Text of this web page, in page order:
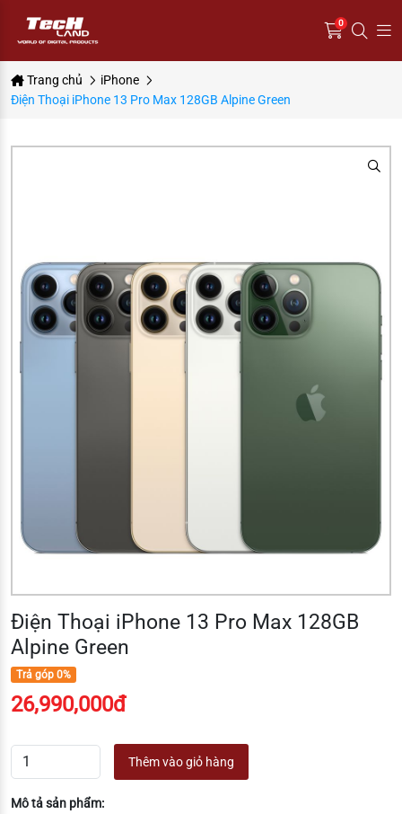
0
Trang chủ
iPhone
Điện Thoại iPhone 13 Pro Max 128GB Alpine Green
Điện Thoại iPhone 13 Pro Max 128GB
Alpine Green
Trả góp 0%
26,990,000đ
Thêm vào giỏ hàng
Mô tả sản phẩm: